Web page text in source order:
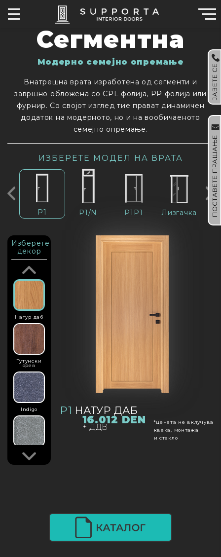
Сегментнa
Moдерно семејно опремање
Внатрешна врата изработена од сегменти и
завршно обложена со CPL фолија, PP фолија или
фурнир. Со својот изглед тие прават динамичен
додаток на модерното, но и на вообичаеното
семејно опремање.
ИЗБЕРЕТЕ МОДЕЛ НА ВРАТА
P1 P1/N P1P1 Лизгачка
Изберете
декор
Натур даб
Тутунски
орев
Indigo
Verde
P1 НАТУР ДАБ
16.012 DEN
+ ДДВ
*цената не вклучува
квака, монтажа
и стаклo
ЈАВЕТЕ СЕ
ПОСТАВЕТЕ ПРАШАЊЕ